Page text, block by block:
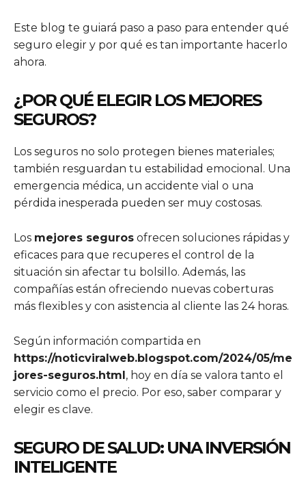
Este blog te guiará paso a paso para entender qué
seguro elegir y por qué es tan importante hacerlo
ahora.
¿POR QUÉ ELEGIR LOS MEJORES
SEGUROS?
Los seguros no solo protegen bienes materiales;
también resguardan tu estabilidad emocional. Una
emergencia médica, un accidente vial o una
pérdida inesperada pueden ser muy costosas.
Los mejores seguros ofrecen soluciones rápidas y
eficaces para que recuperes el control de la
situación sin afectar tu bolsillo. Además, las
compañías están ofreciendo nuevas coberturas
más flexibles y con asistencia al cliente las 24 horas.
Según información compartida en
https://noticviralweb.blogspot.com/2024/05/me
jores-seguros.html, hoy en día se valora tanto el
servicio como el precio. Por eso, saber comparar y
elegir es clave.
SEGURO DE SALUD: UNA INVERSIÓN
INTELIGENTE